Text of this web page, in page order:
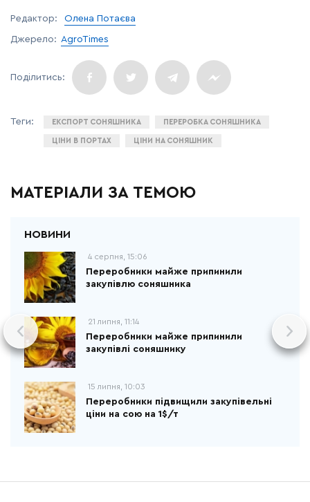
Редактор: Олена Потаєва
Джерело: AgroTimes
ЕКСПОРТ СОНЯШНИКА ПЕРЕРОБКА СОНЯШНИКА
ЦІНИ В ПОРТАХ ЦІНИ НА СОНЯШНИК
МАТЕРІАЛИ ЗА ТЕМОЮ
4 серпня, 15:06
Переробники майже припинили
закупівлю соняшника
21 липня, 11:14
Переробники майже припинили
закупівлі соняшнику
15 липня, 10:03
Переробники підвищили закупівельні
ціни на сою на 1$/т